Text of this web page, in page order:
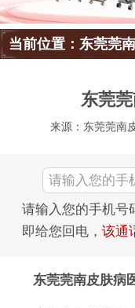
当前位置：东莞莞
东莞
来源：东莞莞南
请输入您的手机号
即给您回电， 该通
东莞莞南皮肤病